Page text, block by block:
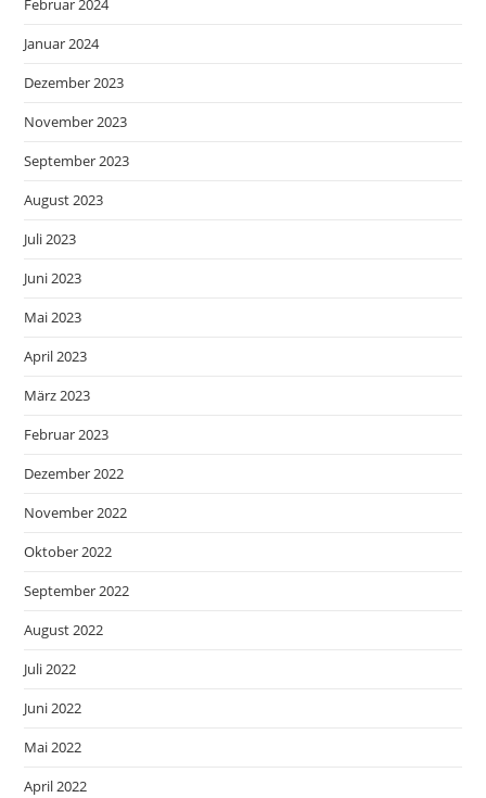
Februar 2024
Januar 2024
Dezember 2023
November 2023
September 2023
August 2023
Juli 2023
Juni 2023
Mai 2023
April 2023
März 2023
Februar 2023
Dezember 2022
November 2022
Oktober 2022
September 2022
August 2022
Juli 2022
Juni 2022
Mai 2022
April 2022